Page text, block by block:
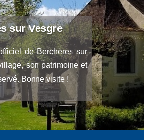
sur Vesgre
de Berchères sur
son patrimoine et
Bonne visite !